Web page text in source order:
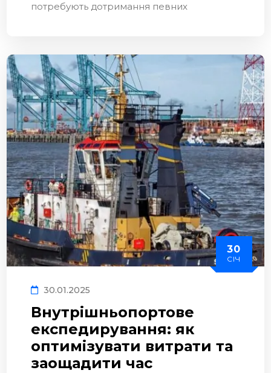
потребують дотримання певних
30
СІЧ
30.01.2025
Внутрішньопортове
експедирування: як
оптимізувати витрати та
заощадити час